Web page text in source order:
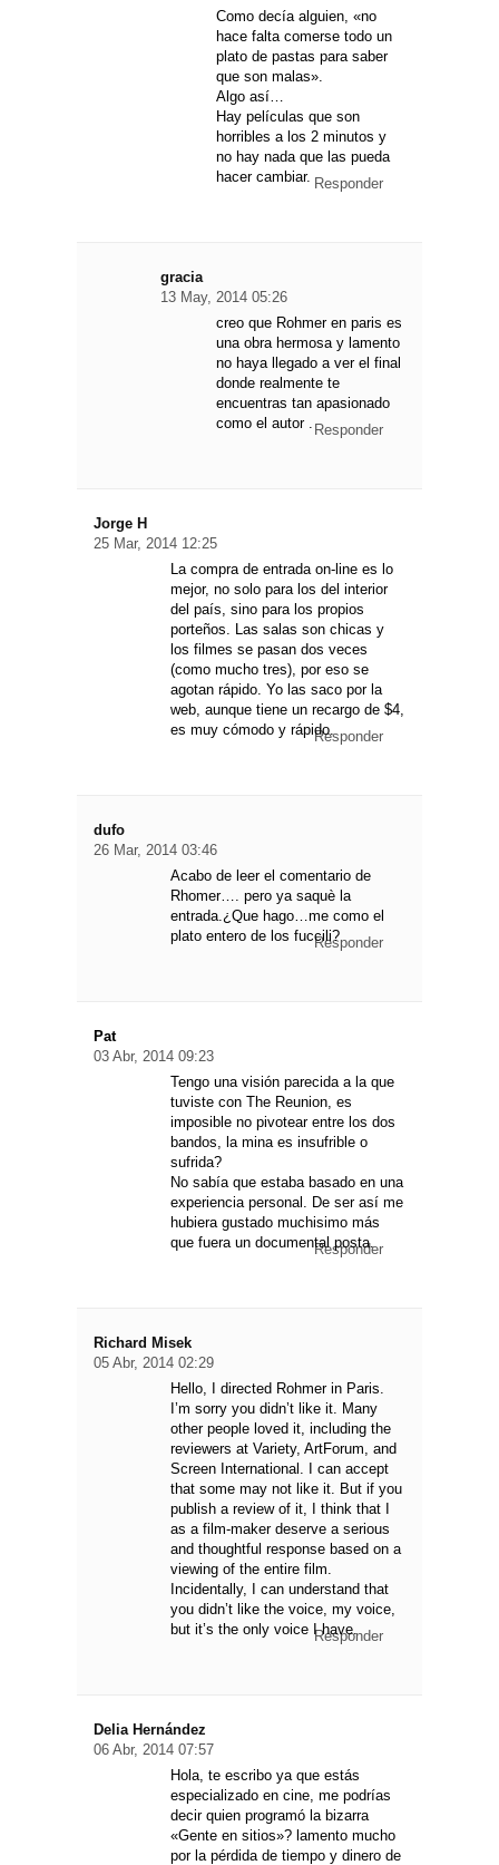
Como decía alguien, «no
hace falta comerse todo un
plato de pastas para saber
que son malas».
Algo así…
Hay películas que son
horribles a los 2 minutos y
no hay nada que las pueda
hacer cambiar. Responder
gracia
13 May, 2014 05:26
creo que Rohmer en paris es
una obra hermosa y lamento
no haya llegado a ver el final
donde realmente te
encuentras tan apasionado
como el autor . Responder
Jorge H
25 Mar, 2014 12:25
La compra de entrada on-line es lo
mejor, no solo para los del interior
del país, sino para los propios
porteños. Las salas son chicas y
los filmes se pasan dos veces
(como mucho tres), por eso se
agotan rápido. Yo las saco por la
web, aunque tiene un recargo de $4,
es muy cómodo y rápido.Responder
dufo
26 Mar, 2014 03:46
Acabo de leer el comentario de
Rhomer…. pero ya saquè la
entrada.¿Que hago…me como el
plato entero de los fuccili?Responder
Pat
03 Abr, 2014 09:23
Tengo una visión parecida a la que
tuviste con The Reunion, es
imposible no pivotear entre los dos
bandos, la mina es insufrible o
sufrida?
No sabía que estaba basado en una
experiencia personal. De ser así me
hubiera gustado muchisimo más
que fuera un documental posta.
Responder
Richard Misek
05 Abr, 2014 02:29
Hello, I directed Rohmer in Paris.
I’m sorry you didn’t like it. Many
other people loved it, including the
reviewers at Variety, ArtForum, and
Screen International. I can accept
that some may not like it. But if you
publish a review of it, I think that I
as a film-maker deserve a serious
and thoughtful response based on a
viewing of the entire film.
Incidentally, I can understand that
you didn’t like the voice, my voice,
but it’s the only voice I have.
Responder
Delia Hernández
06 Abr, 2014 07:57
Hola, te escribo ya que estás
especializado en cine, me podrías
decir quien programó la bizarra
«Gente en sitios»? lamento mucho
por la pérdida de tiempo y dinero de